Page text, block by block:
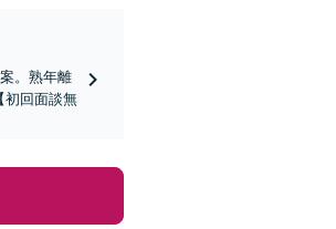
。熟年離
初回面談無